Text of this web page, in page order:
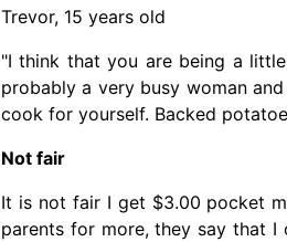
Trevor, 15 years old
"I think that you are being a
probably a very busy woman
cook for yourself. Backed
Not fair
It is not fair I get $3.00 pocket
parents for more, they say that